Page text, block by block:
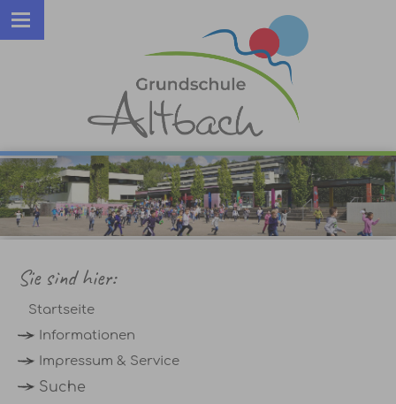
Sie sind hier:
Startseite
Informationen
Impressum & Service
Suche